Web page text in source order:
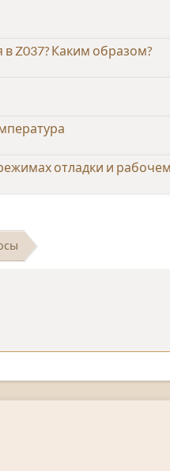
Z037? Каким образом?
отладки и рабочем